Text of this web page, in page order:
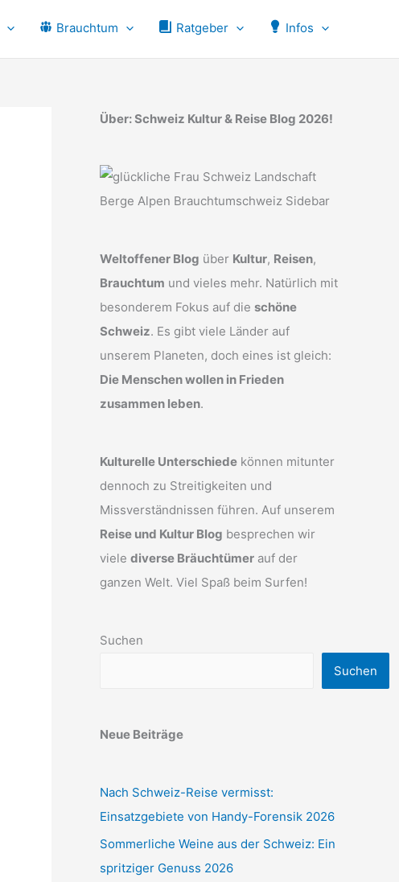
Brauchtum Ratgeber Infos
Über: Schweiz Kultur & Reise Blog 2026!
Weltoffener Blog über Kultur, Reisen,
Brauchtum und vieles mehr. Natürlich mit
besonderem Fokus auf die schöne
Schweiz. Es gibt viele Länder auf
unserem Planeten, doch eines ist gleich:
Die Menschen wollen in Frieden
zusammen leben.
Kulturelle Unterschiede können mitunter
dennoch zu Streitigkeiten und
Missverständnissen führen. Auf unserem
Reise und Kultur Blog besprechen wir
viele diverse Bräuchtümer auf der
ganzen Welt. Viel Spaß beim Surfen!
Suchen
Suchen
Neue Beiträge
Nach Schweiz-Reise vermisst:
Einsatzgebiete von Handy-Forensik 2026
Sommerliche Weine aus der Schweiz: Ein
spritziger Genuss 2026